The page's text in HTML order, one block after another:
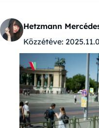
Hetzmann
Közzétéve: